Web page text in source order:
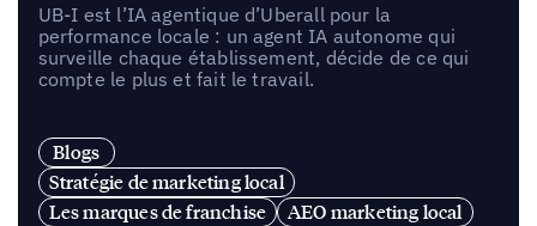
UB-I est l’IA agentique d’Uberall pour la
performance locale : un agent IA autonome qui
surveille chaque établissement, décide de ce qui
compte le plus et fait le travail.
Blogs
Stratégie de marketing local
Les marques de franchise
AEO marketing local